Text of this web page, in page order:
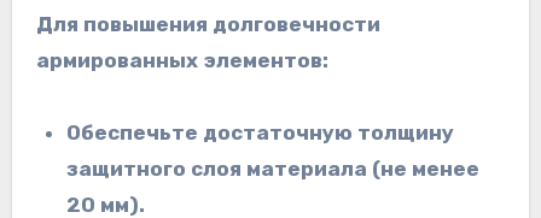
Для повышения долговечности
армированных элементов:
Обеспечьте достаточную толщину
защитного слоя материала (не менее
20 мм).